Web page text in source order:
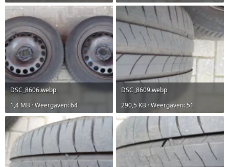
DSC_8606.webp
1,4 MB · Weergaven: 64
DSC_8609.webp
290,5 KB · Weergaven: 51